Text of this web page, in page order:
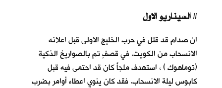
#
ان صدام قد قتل في حرب الخليج الاولى قبل اعلانه
الانسحاب من الكويت. في قصفٍ تم بالصواريخ الذكية
(توماهوك ) ، استهدف ملجأً كان قد احتمى فيه قبل
كابوس ليلة الانسحاب. فقد كان ينوي اعطاء أوامر بضرب